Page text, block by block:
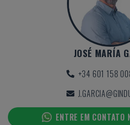
JOSÉ MARÍA
+34 601 158
ENTRE EM CONTATO